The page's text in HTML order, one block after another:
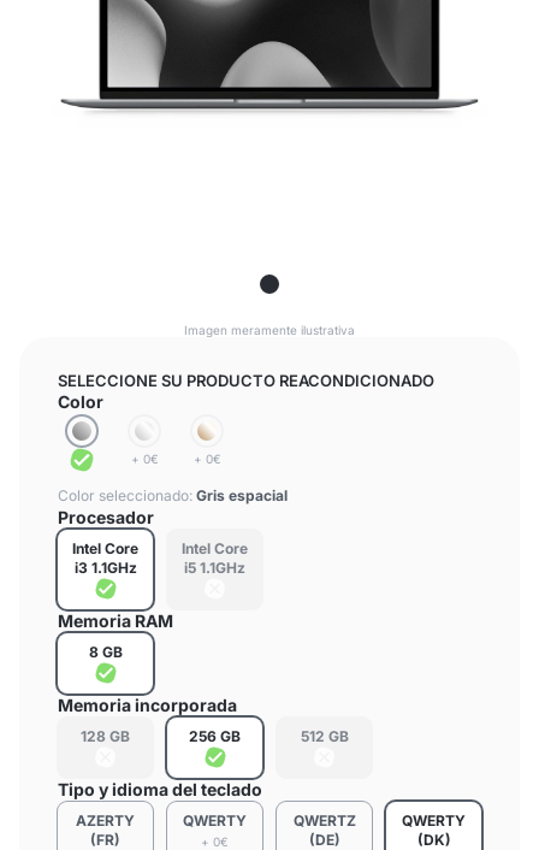
Imagen meramente ilustrativa
SELECCIONE SU PRODUCTO REACONDICIONADO
Color
+ 0€ + 0€
Color seleccionado: Gris espacial
Procesador
Intel Core
i3 1.1GHz
Intel Core
i5 1.1GHz
Memoria RAM
8 GB
Memoria incorporada
128 GB 256 GB 512 GB
Tipo y idioma del teclado
AZERTY
(FR)
QWERTY
+ 0€
QWERTZ
(DE)
QWERTY
(DK)